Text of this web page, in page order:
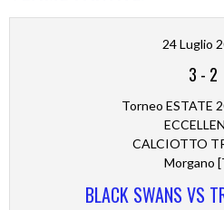
24 Luglio
3 - 2
Torneo ESTATE
CALCIOTTO
Morgano
BLACK SWANS VS